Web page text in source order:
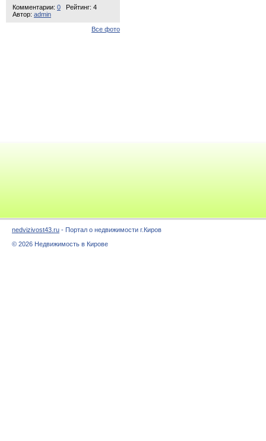
Комментарии: 0
Рейтинг: 4
Автор: admin
Все фото
nedvizivost43.ru - Портал о недвижимости г.Киров
© 2026 Недвижимость в Кирове